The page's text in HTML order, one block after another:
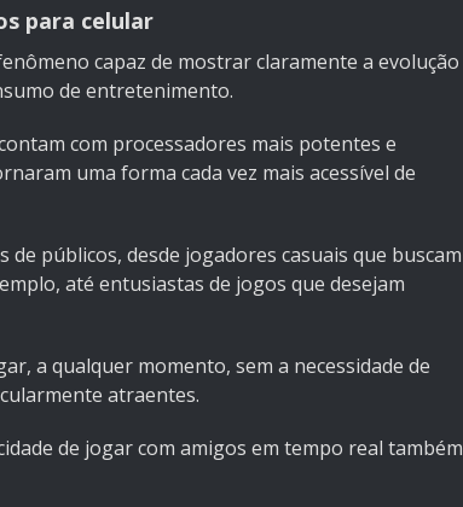
para celular
capaz de mostrar claramente a evolução
de entretenimento.
com processadores mais potentes e
uma forma cada vez mais acessível de
públicos, desde jogadores casuais que buscam
até entusiastas de jogos que desejam
a qualquer momento, sem a necessidade de
atraentes.
de jogar com amigos em tempo real também